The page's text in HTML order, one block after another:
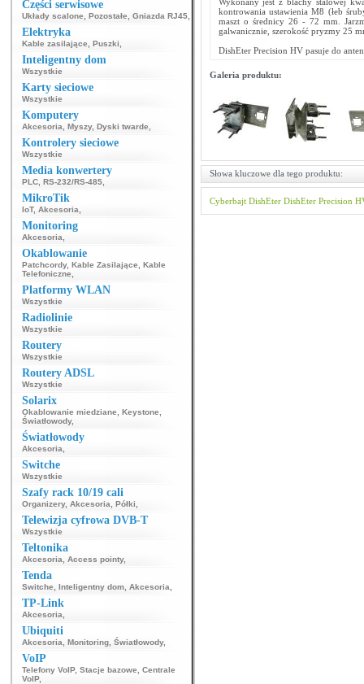
Części serwisowe
Układy scalone Pozostałe Gniazda RJ45
Elektryka
Kable zasilające Puszki
Inteligentny dom
Wszystkie
Karty sieciowe
Wszystkie
Komputery
Akcesoria Myszy, Dyski twarde
Kontrolery sieciowe
Wszystkie
Media konwertery
PLC RS-232/RS-485
MikroTik
IoT, Akcesoria
Monitoring
Akcesoria
Okablowanie
Patchcordy, Kable Zasilające
Kable
Telefoniczne
Platformy WLAN
Wszystkie
Radiolinie
Wszystkie
Routery
Wszystkie
Routery ADSL
Wszystkie
Solarix
Okablowanie miedziane Keystone
Światłowody,
Światłowody
Akcesoria
Switche
Wszystkie
Szafy rack 10/19 cali
Organizery, Akcesoria Półki
Telewizja cyfrowa DVB-T
Wszystkie
Teltonika
Akcesoria Access pointy,
Tenda
Switche Inteligentny dom Akcesoria
TP-Link
Akcesoria
Ubiquiti
Akcesoria Monitoring Światłowody,
VoIP
Telefony VoIP, Stacje bazowe
Centrale
VoIP,
kontrowania ustawienia M8 (łeb
maszt o średnicy 26 - 72 mm.
galwanicznie, szerokość pryzmy 25
DishEter Precision HV pasuje do
Galeria produktu:
Słowa kluczowe dla tego produktu:
Cyberbajt DishEter DishEter Precision